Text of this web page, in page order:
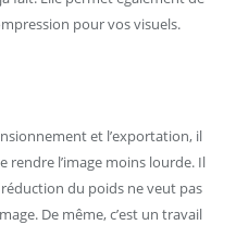
pour vos visuels.
et l’exportation, il
rendre l’image moins lourde. Il
du poids ne veut pas
De même, c’est un travail